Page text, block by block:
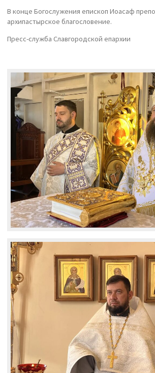
В конце Богослужения епископ Иоасаф
архипастырское благословение.
Пресс-служба Славгородской епархии